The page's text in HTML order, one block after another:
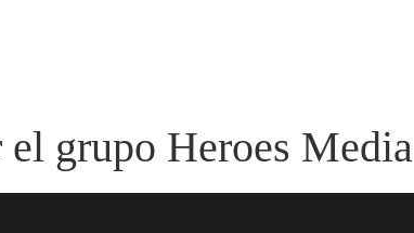
grupo Heroes Media